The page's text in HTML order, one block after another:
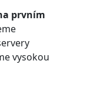
prvním
vysokou